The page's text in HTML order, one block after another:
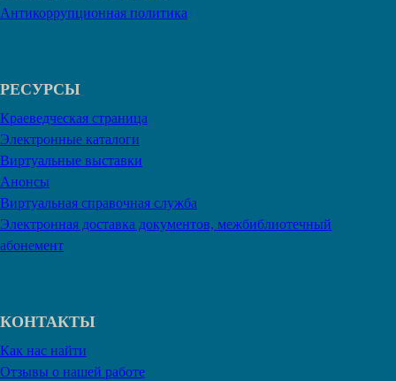
Антикоррупционная политика
РЕСУРСЫ
Краеведческая страница
Электронные каталоги
Виртуальные выставки
Анонсы
Виртуальная справочная служба
Электронная доставка документов, межбиблиотечный
абонемент
КОНТАКТЫ
Как нас найти
Отзывы о нашей работе